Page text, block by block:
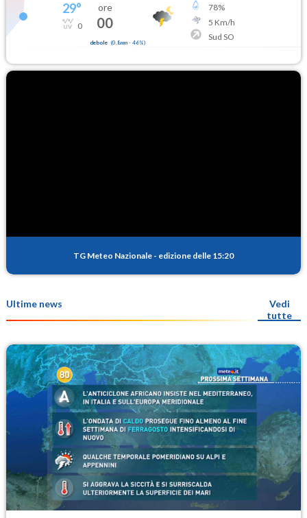
29°
0
ore
00
debole (0.8mm- 46%)
78%
5 Km/h
Sud SO
TG Meteo Nazionale - edizione delle 15:20
Ultime news
Vedi
tutte